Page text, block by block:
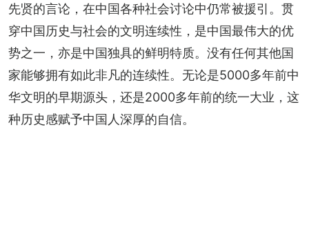
先贤的言论，在中国各种社会讨论中仍常被援引。贯
穿中国历史与社会的文明连续性，是中国最伟大的优
势之一，亦是中国独具的鲜明特质。没有任何其他国
家能够拥有如此非凡的连续性。无论是5000多年前中
华文明的早期源头，还是2000多年前的统一大业，这
种历史感赋予中国人深厚的自信。